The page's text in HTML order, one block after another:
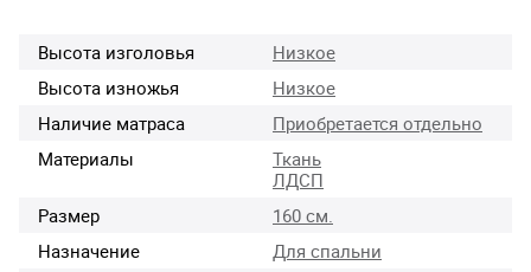
Высота изголовья
Низкое
Высота изножья
Низкое
Наличие матраса
Приобретается отдельно
Материалы
Ткань
ЛДСП
Размер
160 см.
Назначение
Для спальни